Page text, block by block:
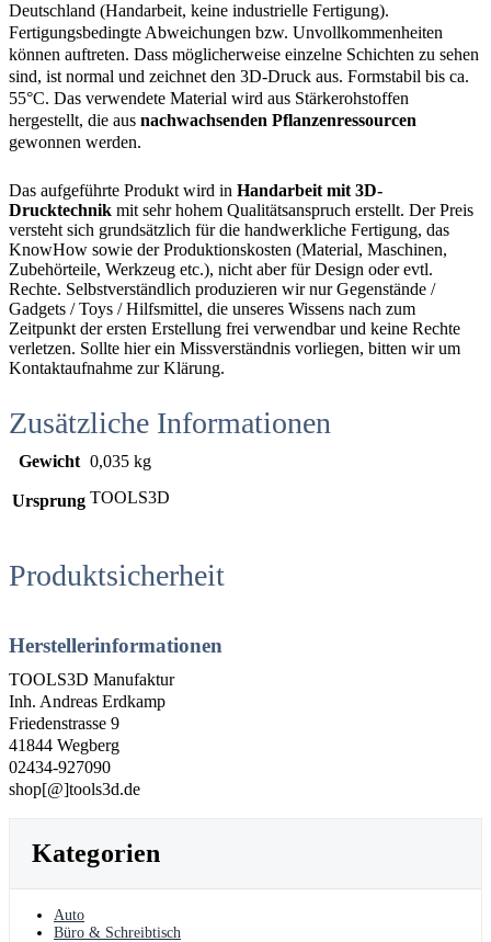
Deutschland (Handarbeit, keine industrielle Fertigung).
Fertigungsbedingte Abweichungen bzw. Unvollkommenheiten
können auftreten. Dass möglicherweise einzelne Schichten zu sehen
sind, ist normal und zeichnet den 3D-Druck aus. Formstabil bis ca.
55°C. Das verwendete Material wird aus Stärkerohstoffen
hergestellt, die aus nachwachsenden Pflanzenressourcen
gewonnen werden.
Das aufgeführte Produkt wird in Handarbeit mit 3D-
Drucktechnik mit sehr hohem Qualitätsanspruch erstellt. Der Preis
versteht sich grundsätzlich für die handwerkliche Fertigung, das
KnowHow sowie der Produktionskosten (Material, Maschinen,
Zubehörteile, Werkzeug etc.), nicht aber für Design oder evtl.
Rechte. Selbstverständlich produzieren wir nur Gegenstände /
Gadgets / Toys / Hilfsmittel, die unseres Wissens nach zum
Zeitpunkt der ersten Erstellung frei verwendbar und keine Rechte
verletzen. Sollte hier ein Missverständnis vorliegen, bitten wir um
Kontaktaufnahme zur Klärung.
Zusätzliche Informationen
Gewicht 0,035 kg
Ursprung TOOLS3D
Produktsicherheit
Herstellerinformationen
TOOLS3D Manufaktur
Inh. Andreas Erdkamp
Friedenstrasse 9
41844 Wegberg
02434-927090
shop[@]tools3d.de
Kategorien
Auto
Büro & Schreibtisch